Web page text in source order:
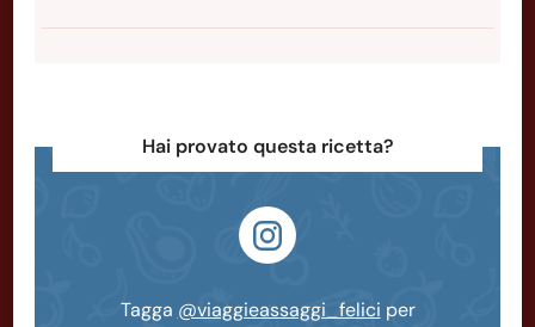
Hai provato questa ricetta?
Tagga @viaggieassaggi_felici per